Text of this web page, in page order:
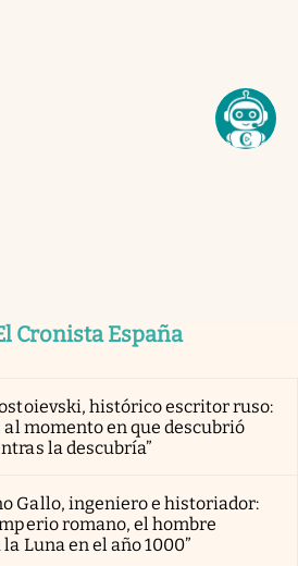
Cronista España
histórico escritor ruso:
al momento en que descubrió
la descubría”
Gallo, ingeniero e historiador:
romano, el hombre
Luna en el año 1000”